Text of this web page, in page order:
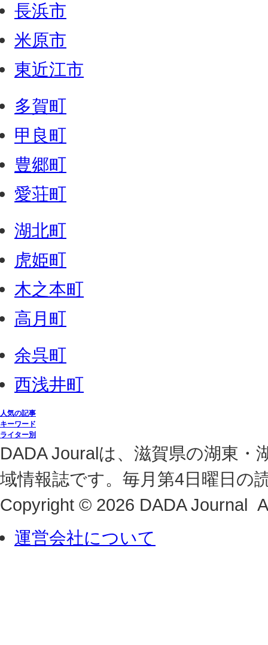
長浜市
米原市
東近江市
多賀町
甲良町
豊郷町
愛荘町
湖北町
虎姫町
木之本町
高月町
余呉町
西浅井町
人気の記事
キーワード
ライター別
DADA Jouralは、滋賀県の湖東
域情報誌です。毎月第4日曜日の
Copyright © 2026 DADA Journal
運営会社について